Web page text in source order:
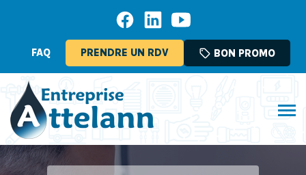
FAQ PRENDRE UN RDV sell BON PROMO